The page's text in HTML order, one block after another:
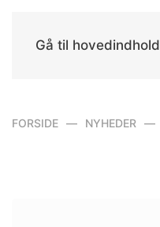
Gå til hovedindhold
FORSIDE NYHEDER